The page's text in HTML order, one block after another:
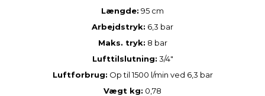
Længde: 95 cm
Arbejdstryk: 6,3 bar
Maks. tryk: 8 bar
Lufttilslutning: 3/4"
Luftforbrug: Op til 1500 l/min ved 6,3 bar
Vægt kg: 0,78